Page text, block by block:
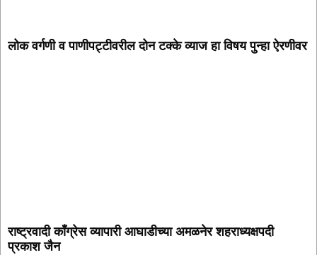
लोक वर्गणी व पाणीपट्टीवरील दोन टक्के व्याज हा विषय पुन्हा ऐरणीवर
राष्ट्रवादी काँग्रेस व्यापारी आघाडीच्या अमळनेर शहराध्यक्षपदी
प्रकाश जैन